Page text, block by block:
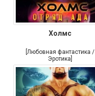
Холмс
[Любовная фантастика /
Эротика]